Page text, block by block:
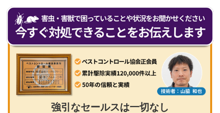
強引なセールスは一切なし